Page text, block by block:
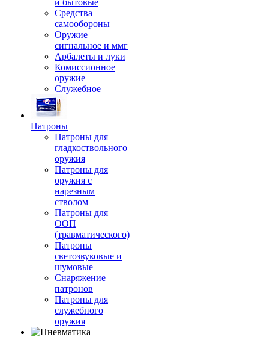
и бытовые
Средства
самообороны
Оружие
сигнальное и ммг
Арбалеты и луки
Комиссионное
оружие
Служебное
Патроны
Патроны для
гладкоствольного
оружия
Патроны для
оружия с
нарезным
стволом
Патроны для
ООП
(травматического)
Патроны
светозвуковые и
шумовые
Снаряжение
патронов
Патроны для
служебного
оружия